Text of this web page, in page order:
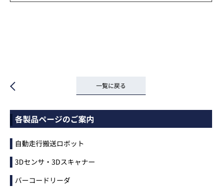
一覧に戻る
各製品ページのご案内
自動走行搬送ロボット
3Dセンサ・3Dスキャナー
バーコードリーダ